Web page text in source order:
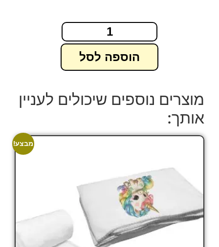
הוספה לסל
מוצרים נוספים שיכולים לעניין
אותך:
מבצע!